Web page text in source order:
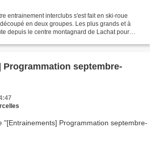
entrainement interclubs s'est fait en ski-roue
en deux groupes. Les plus grands et à
depuis le centre montagnard de Lachat pour
Programmation septembre-